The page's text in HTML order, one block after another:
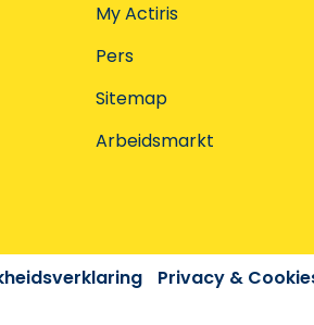
My Actiris
Pers
Sitemap
Arbeidsmarkt
Privacy &